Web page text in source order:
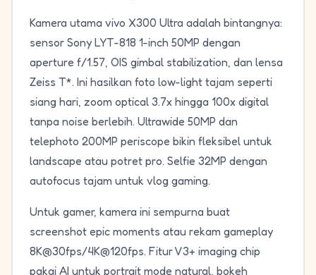
Kamera utama vivo X300 Ultra adalah bintangnya:
sensor Sony LYT-818 1-inch 50MP dengan
aperture f/1.57, OIS gimbal stabilization, dan lensa
Zeiss T*. Ini hasilkan foto low-light tajam seperti
siang hari, zoom optical 3.7x hingga 100x digital
tanpa noise berlebih. Ultrawide 50MP dan
telephoto 200MP periscope bikin fleksibel untuk
landscape atau potret pro. Selfie 32MP dengan
autofocus tajam untuk vlog gaming.
Untuk gamer, kamera ini sempurna buat
screenshot epic moments atau rekam gameplay
8K@30fps/4K@120fps. Fitur V3+ imaging chip
pakai AI untuk portrait mode natural, bokeh